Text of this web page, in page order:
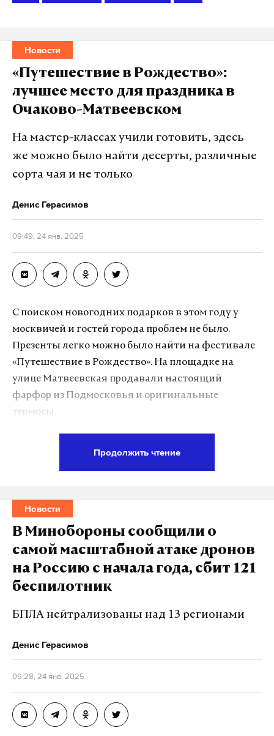
Новости
«Путешествие в Рождество»:
лучшее место для праздника в
Очаково-Матвеевском
На мастер-классах учили готовить, здесь
же можно было найти десерты, различные
сорта чая и не только
Денис Герасимов
09:49, 24 янв. 2025
С поиском новогодних подарков в этом году у
москвичей и гостей города проблем не было.
Презенты легко можно было найти на фестивале
«Путешествие в Рождество». На площадке на
улице Матвеевская продавали настоящий
фарфор из Подмосковья и оригинальные
термосы.
Подпишитесь на Daily Storm в
Макс
Дзен VK
Продолжить чтение
Новости
В Минобороны сообщили о
самой масштабной атаке дронов
на Россию с начала года, сбит 121
беспилотник
БПЛА нейтрализованы над 13 регионами
Денис Герасимов
09:28, 24 янв. 2025